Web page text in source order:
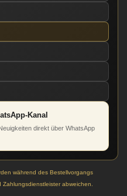
Kanal
direkt über WhatsApp
während des Bestellvorgangs
abweichen.